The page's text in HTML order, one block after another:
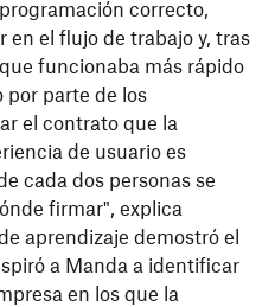
correcto,
en el flujo de trabajo y, tras
funcionaba más rápido
por parte de los
el contrato que la
de usuario es
cada dos personas se
firmar", explica
aprendizaje demostró el
a Manda a identificar
en los que la